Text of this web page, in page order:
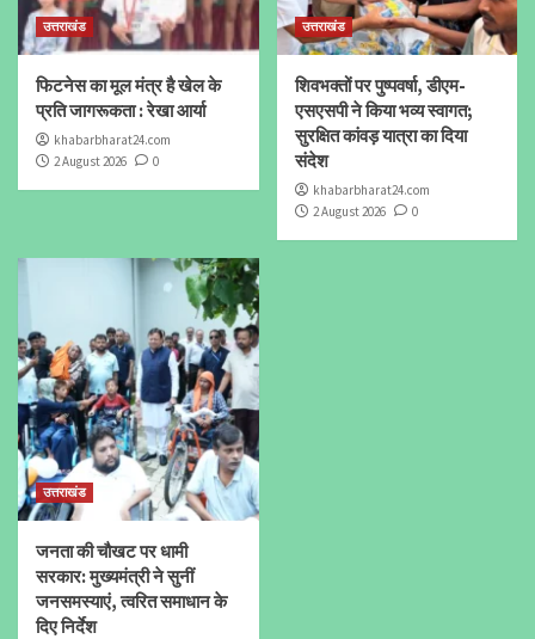
उत्तराखंड
फिटनेस का मूल मंत्र है खेल के
प्रति जागरूकता : रेखा आर्या
khabarbharat24.com
2 August 2026
0
उत्तराखंड
शिवभक्तों पर पुष्पवर्षा, डीएम-
एसएसपी ने किया भव्य स्वागत;
सुरक्षित कांवड़ यात्रा का दिया
संदेश
khabarbharat24.com
2 August 2026
0
उत्तराखंड
जनता की चौखट पर धामी
सरकार: मुख्यमंत्री ने सुनीं
जनसमस्याएं, त्वरित समाधान के
दिए निर्देश